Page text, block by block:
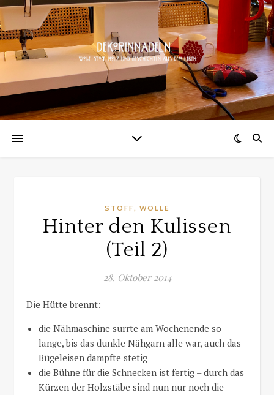
STOFF, WOLLE
Hinter den Kulissen
(Teil 2)
28. Oktober 2014
Die Hütte brennt:
die Nähmaschine surrte am Wochenende so
lange, bis das dunkle Nähgarn alle war, auch das
Bügeleisen dampfte stetig
die Bühne für die Schnecken ist fertig – durch das
Kürzen der Holzstäbe sind nun nur noch die